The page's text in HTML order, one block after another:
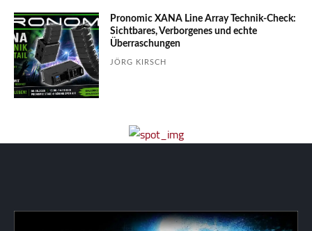
Pronomic XANA Line Array Technik-Check:
Sichtbares, Verborgenes und echte
Überraschungen
JÖRG KIRSCH